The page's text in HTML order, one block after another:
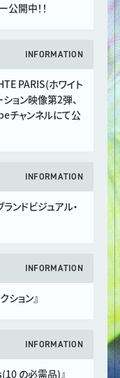
公開中！！
INFORMATION
PARIS(ホワイト
ション映像第2弾、
チャンネルにて公
INFORMATION
ンドビジュアル・
INFORMATION
ョン』
INFORMATION
の必需品)』